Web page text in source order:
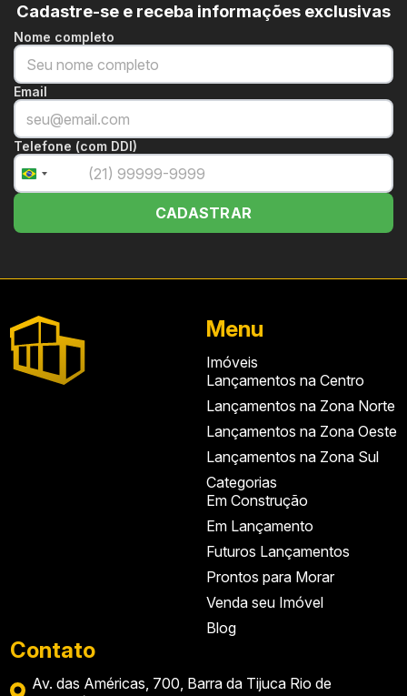
Cadastre-se e receba informações exclusivas
Nome completo
Email
Telefone (com DDI)
Brazil
+55
CADASTRAR
Menu
Imóveis
Lançamentos na Centro
Lançamentos na Zona Norte
Lançamentos na Zona Oeste
Lançamentos na Zona Sul
Categorias
Em Construção
Em Lançamento
Futuros Lançamentos
Prontos para Morar
Venda seu Imóvel
Blog
Contato
Av. das Américas, 700, Barra da Tijuca Rio de